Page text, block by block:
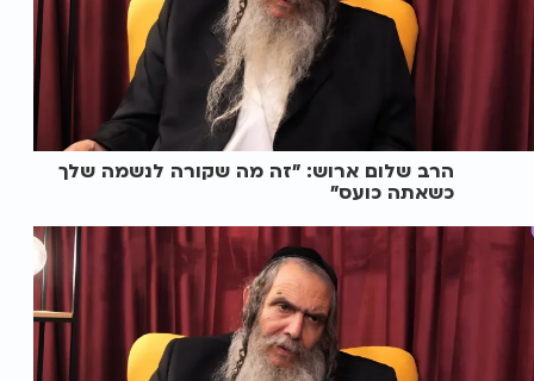
הרב שלום ארוש: "זה מה שקורה לנשמה שלך
כשאתה כועס"